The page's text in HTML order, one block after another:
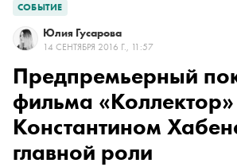
СОБЫТИЕ
Юлия Гусарова
14 СЕНТЯБРЯ 2016 Г., 11:57
Предпремьерный
фильма «Коллектор»
Константином
главной роли